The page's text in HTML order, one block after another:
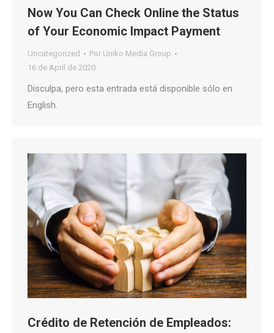
Now You Can Check Online the Status
of Your Economic Impact Payment
Uncategorized Por Uniko Media Group
16 de April de 2020
Disculpa, pero esta entrada está disponible sólo en
English.
Crédito de Retención de Empleados: